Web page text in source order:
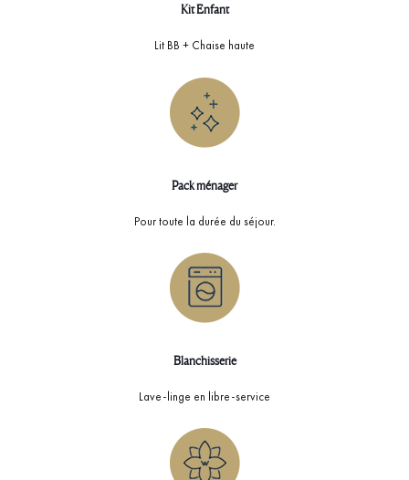
Kit Enfant
Lit BB + Chaise haute
Pack ménager
Pour toute la durée du séjour.
Blanchisserie
Lave-linge en libre-service